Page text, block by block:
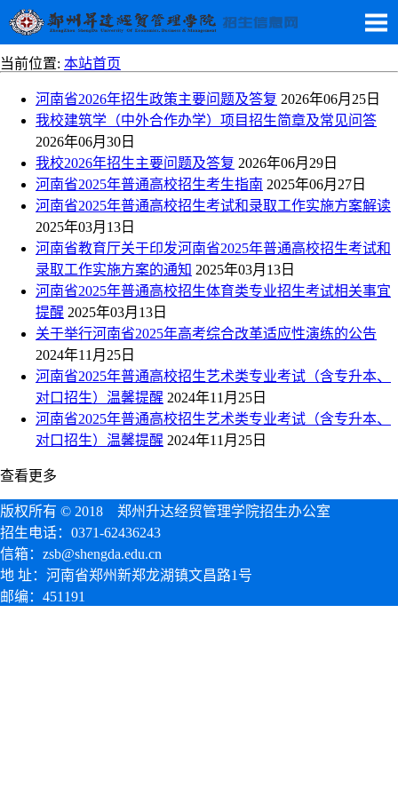
当前位置: 本站首页
河南省2026年招生政策主要问题及答复 2026年06月25日
我校建筑学（中外合作办学）项目招生简章及常见问答
2026年06月30日
我校2026年招生主要问题及答复 2026年06月29日
河南省2025年普通高校招生考生指南 2025年06月27日
河南省2025年普通高校招生考试和录取工作实施方案解读
2025年03月13日
河南省教育厅关于印发河南省2025年普通高校招生考试和
录取工作实施方案的通知 2025年03月13日
河南省2025年普通高校招生体育类专业招生考试相关事宜
提醒 2025年03月13日
关于举行河南省2025年高考综合改革适应性演练的公告
2024年11月25日
河南省2025年普通高校招生艺术类专业考试（含专升本、
对口招生）温馨提醒 2024年11月25日
河南省2025年普通高校招生艺术类专业考试（含专升本、
对口招生）温馨提醒 2024年11月25日
查看更多
版权所有 © 2018 郑州升达经贸管理学院招生办公室
招生电话：0371-62436243
信箱：zsb@shengda.edu.cn
地 址：河南省郑州新郑龙湖镇文昌路1号
邮编：451191